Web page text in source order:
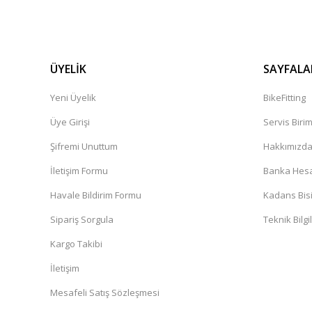
ÜYELİK
Yeni Üyelik
Üye Girişi
Şifremi Unuttum
İletişim Formu
Havale Bildirim Formu
Sipariş Sorgula
Kargo Takibi
İletişim
Mesafeli Satış Sözleşmesi
BikeFitting
Servis
Hakkımızda
Banka
Kadans
Teknik